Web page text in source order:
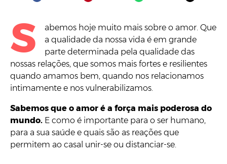
S
abemos hoje muito mais sobre o amor. Que
a qualidade da nossa vida é em grande
parte determinada pela qualidade das
nossas relações, que somos mais fortes e resilientes
quando amamos bem, quando nos relacionamos
intimamente e nos vulnerabilizamos.
Sabemos que o amor é a força mais poderosa do
mundo. E como é importante para o ser humano,
para a sua saúde e quais são as reações que
permitem ao casal unir-se ou distanciar-se.